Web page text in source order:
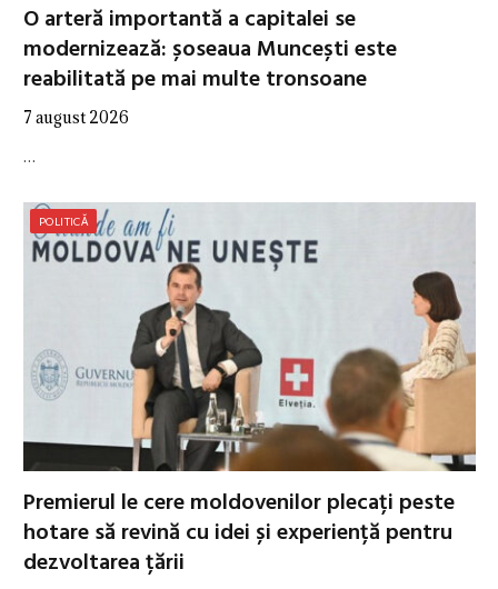
O arteră importantă a capitalei se
modernizează: șoseaua Muncești este
reabilitată pe mai multe tronsoane
7 august 2026
…
POLITICĂ
Premierul le cere moldovenilor plecați peste
hotare să revină cu idei și experiență pentru
dezvoltarea țării